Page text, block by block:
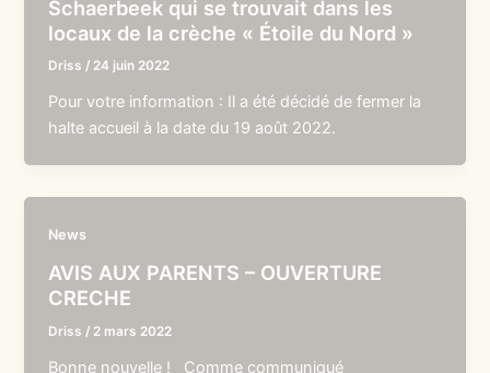
Schaerbeek qui se trouvait dans les
locaux de la crèche « Étoile du Nord »
Driss / 24 juin 2022
Pour votre information : Il a été décidé de fermer la
halte accueil à la date du 19 août 2022.
News
AVIS AUX PARENTS – OUVERTURE
CRECHE
Driss / 2 mars 2022
Bonne nouvelle ! Comme communiqué